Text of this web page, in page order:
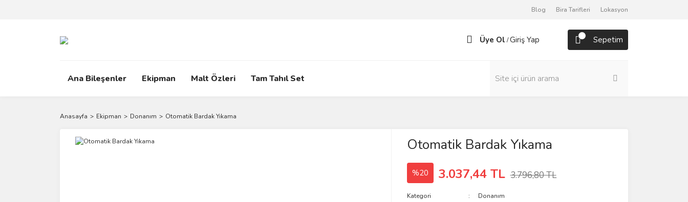
Blog Bira Tarifleri Lokasyon
Üye Ol /Giriş Yap Sepetim
Ana Bileşenler Ekipman Malt Özleri Tam Tahıl Set
Anasayfa Ekipman Donanım Otomatik Bardak Yıkama
Otomatik Bardak Yıkama
%20 3.037,44 TL 3.796,80 TL
Kategori
Donanım